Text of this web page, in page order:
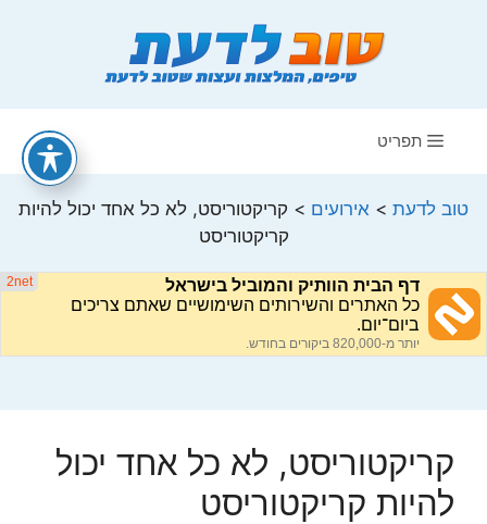
תפריט
טוב לדעת > אירועים > קריקטוריסט, לא כל אחד יכול להיות
קריקטוריסט
קריקטוריסט, לא כל אחד יכול
להיות קריקטוריסט